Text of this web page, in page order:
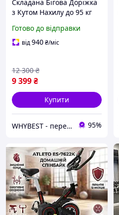
Складана Бігова Доріжка
з Кутом Нахилу до 95 кг
Atleto A9 Компактна
Готово до відправки
від940₴/міс
9 399₴
12 300 ₴
Купити
WHYBEST - перевірені товари за вигідними цінами 95%